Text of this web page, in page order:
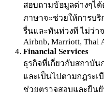
สอบถามข้อมูลต่างๆได้
ภาษาจะช่วยให้การบริ
รื่นและทันท่วงที ไม่ว่า
Airbnb, Marriott, Thai
Financial Services
ธุรกิจที่เกี่ยวกับสถาบัน
และเป็นไปตามกฎระเ
ช่วยตรวจสอบและยืน